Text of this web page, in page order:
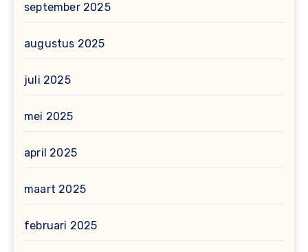
september 2025
augustus 2025
juli 2025
mei 2025
april 2025
maart 2025
februari 2025